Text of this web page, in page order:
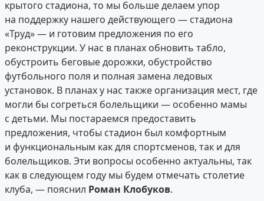
крытого стадиона, то мы больше делаем упор
на поддержку нашего действующего — стадиона
«Труд» — и готовим предложения по его
реконструкции. У нас в планах обновить табло,
обустроить беговые дорожки, обустройство
футбольного поля и полная замена ледовых
установок. В планах у нас также организация мест, где
могли бы согреться болельщики — особенно мамы
с детьми. Мы постараемся предоставить
предложения, чтобы стадион был комфортным
и функциональным как для спортсменов, так и для
болельщиков. Эти вопросы особенно актуальны, так
как в следующем году мы будем отмечать столетие
клуба, — пояснил Роман Клобуков.